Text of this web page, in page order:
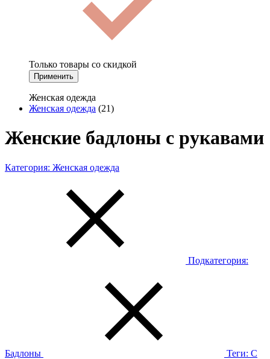
Только товары со скидкой
Применить
Женская одежда
Женская одежда (21)
Женские бадлоны с рукавами
Категория: Женская одежда
Подкатегория:
Бадлоны Теги: С